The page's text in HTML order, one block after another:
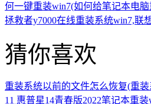
何一键重装win7(如何给笔记本电
拯救者y7000在线重装系统win7,联
猜你喜欢
重装系统以前的文件怎么恢复(重
11 惠普星14青春版2022笔记本重